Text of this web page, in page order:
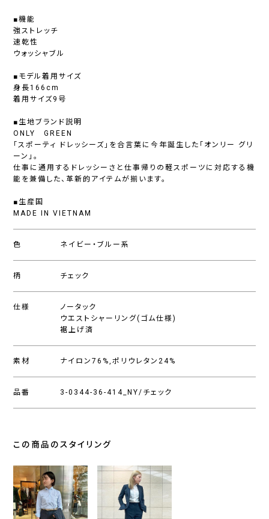
■機能
強ストレッチ
速乾性
ウォッシャブル
■モデル着用サイズ
身長166cm
着用サイズ9号
■生地ブランド説明
ONLY GREEN
「スポーティ ドレッシーズ」を合言葉に今年誕生した「オンリー グリ
ーン」。
仕事に通用するドレッシーさと仕事帰りの軽スポーツに対応する機
能を兼備した、革新的アイテムが揃います。
■生産国
MADE IN VIETNAM
色 ネイビー・ブルー系
柄 チェック
仕様
ノータック
ウエストシャーリング(ゴム仕様)
裾上げ済
素材 ナイロン76%,ポリウレタン24%
品番 3-0344-36-414_NY/チェック
この商品のスタイリング